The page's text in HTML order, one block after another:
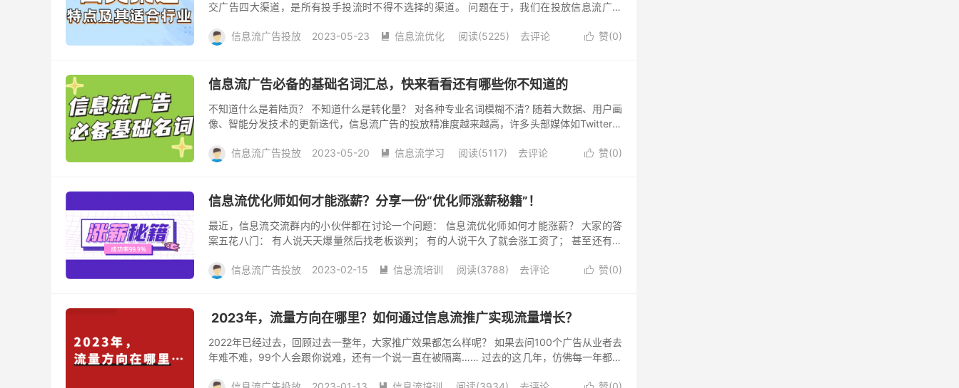
交广告四大渠道，是所有投手投流时不得不选择的渠道。 问题在于，我们在投放信息流广告
 赞(0)
信息流广告投放 2023-05-23  信息流优化 阅读(5225) 去评论
信息流广告必备的基础名词汇总，快来看看还有哪些你不知道的
不知道什么是着陆页？ 不知道什么是转化量？ 对各种专业名词模糊不清? 随着大数据、用户画
像、智能分发技术的更新迭代，信息流广告的投放精准度越来越高，许多头部媒体如Twitter、
 赞(0)
信息流广告投放 2023-05-20  信息流学习 阅读(5117) 去评论
信息流优化师如何才能涨薪？分享一份“优化师涨薪秘籍”！
最近，信息流交流群内的小伙伴都在讨论一个问题： 信息流优化师如何才能涨薪？ 大家的答
案五花八门： 有人说天天爆量然后找老板谈判； 有的人说干久了就会涨工资了； 甚至还有人
 赞(0)
信息流广告投放 2023-02-15  信息流培训 阅读(3788) 去评论
2023年，流量方向在哪里？如何通过信息流推广实现流量增长？
2022年已经过去，回顾过去一整年，大家推广效果都怎么样呢？ 如果去问100个广告从业者去
年难不难，99个人会跟你说难，还有一个说一直在被隔离…… 过去的这几年，仿佛每一年都会